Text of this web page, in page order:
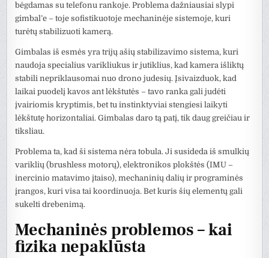
bėgdamas su telefonu rankoje. Problema dažniausiai slypi
gimbal’e – toje sofistikuotoje mechaninėje sistemoje, kuri
turėtų stabilizuoti kamerą.
Gimbalas iš esmės yra trijų ašių stabilizavimo sistema, kuri
naudoja specialius varikliukus ir jutiklius, kad kamera išliktų
stabili nepriklausomai nuo drono judesių. Įsivaizduok, kad
laikai puodelį kavos ant lėkštutės – tavo ranka gali judėti
įvairiomis kryptimis, bet tu instinktyviai stengiesi laikyti
lėkštutę horizontaliai. Gimbalas daro tą patį, tik daug greičiau ir
tiksliau.
Problema ta, kad ši sistema nėra tobula. Ji susideda iš smulkių
variklių (brushless motorų), elektronikos plokštės (IMU –
inercinio matavimo įtaiso), mechaninių dalių ir programinės
įrangos, kuri visa tai koordinuoja. Bet kuris šių elementų gali
sukelti drebenimą.
Mechaninės problemos – kai
fizika nepaklūsta